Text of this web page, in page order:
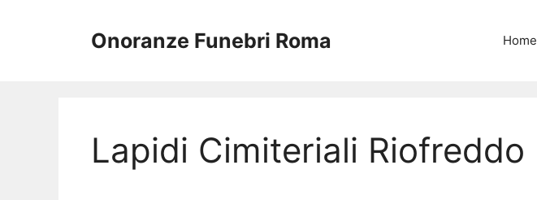
Onoranze Funebri Roma Home
Lapidi Cimiteriali Riofreddo